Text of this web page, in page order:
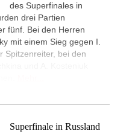
des Superfinales in
drei Partien
fünf. Bei den Herren
mit einem Sieg gegen I.
Spitzenreiter, bei den
Superfinale in Russland